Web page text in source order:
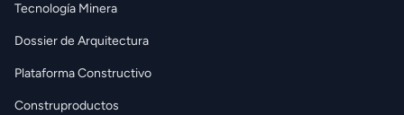
Tecnología Minera
Dossier de Arquitectura
Plataforma Constructivo
Construproductos